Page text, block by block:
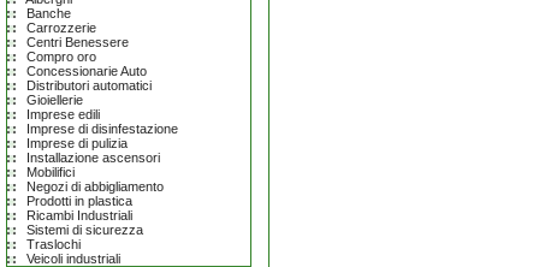
Banche
Carrozzerie
Centri Benessere
Compro oro
Concessionarie Auto
Distributori automatici
Gioiellerie
Imprese edili
Imprese di disinfestazione
Imprese di pulizia
Installazione ascensori
Mobilifici
Negozi di abbigliamento
Prodotti in plastica
Ricambi Industriali
Sistemi di sicurezza
Traslochi
Veicoli industriali